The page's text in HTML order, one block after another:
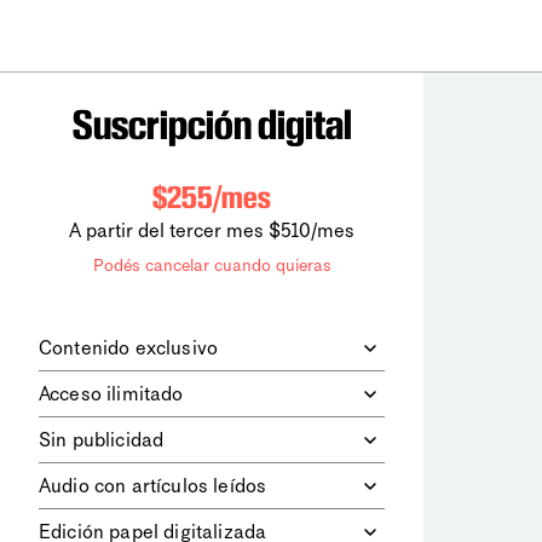
Suscripción digital
$255/mes
A partir del tercer mes $510/mes
Podés cancelar cuando quieras
Contenido exclusivo
digitales dela diaria
los contenidos de Le Monde
diplomatique.
Acceso ilimitado
contenidos.
Sin publicidad
publicitarios.
Audio con artículos leídos
Edición papel digitalizada